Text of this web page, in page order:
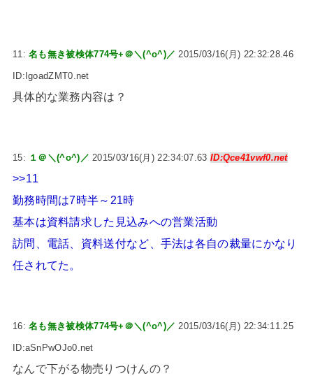
11:名も無き被検体774号+＠＼(^o^)／ 2015/03/16(月) 22:32:28.46
ID:IgoadZMT0.net
具体的な業務内容は？
15: １＠＼(^o^)／ 2015/03/16(月) 22:34:07.63 ID:Qce41vwf0.net
>>11
勤務時間は7時半～21時
基本は資料請求した見込みへの営業活動
訪問、電話、資料送付など、手法は各自の裁量にかなり
任されてた。
16:名も無き被検体774号+＠＼(^o^)／ 2015/03/16(月) 22:34:11.25
ID:aSnPwOJo0.net
なんで下がる物売りつけんの？